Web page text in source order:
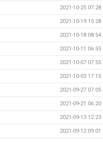
2021-10-25 07:28
2021-10-19 15:28
2021-10-18 08:54
2021-10-11 06:55
2021-10-07 07:55
2021-10-03 17:15
2021-09-27 07:05
2021-09-21 06:20
2021-09-13 12:23
2021-09-12 09:01